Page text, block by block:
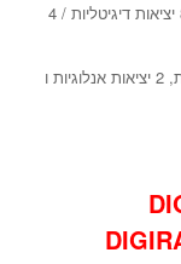
ישנם 2 דגמים – DMIX עם 8 כניסות דיגיטליות ו 8 יציאות דיגיטליות / 4
RAMIX עם 4 כניסות דיגיטליות, 2 כניסות אנלוגיות, 2 יציאות אנלוגיות ו